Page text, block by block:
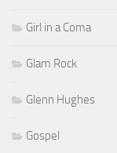
Girl in a Coma
Glam Rock
Glenn Hughes
Gospel